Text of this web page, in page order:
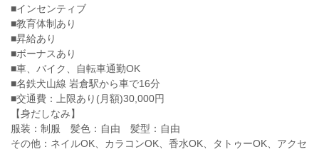
■インセンティブ
■教育体制あり
■昇給あり
■ボーナスあり
■車、バイク、自転車通勤OK
■名鉄犬山線 岩倉駅から車で16分
■交通費：上限あり(月額)30,000円
【身だしなみ】
服装：制服 髪色：自由 髪型：自由
その他：ネイルOK、カラコンOK、香水OK、タトゥーOK、アクセ